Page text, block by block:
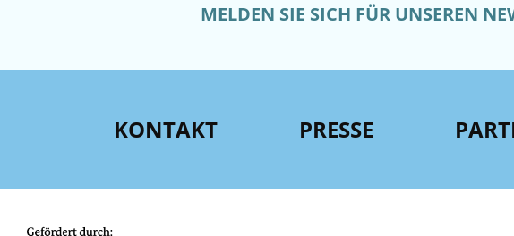
MELDEN SIE SICH FÜR UNSEREN
KONTAKT PRESSE